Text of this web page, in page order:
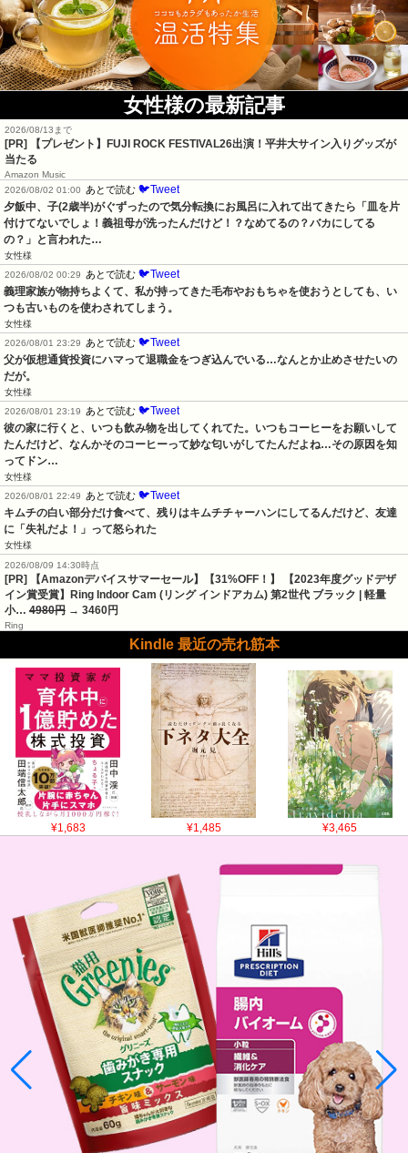
女性様の最新記事
2026/08/13まで
[PR] 【プレゼント】FUJI ROCK FESTIVAL26出演！平井大サイン入りグッズが
当たる
Amazon Music
2026/08/02 01:00
あとで読む 🐦Tweet
夕飯中、子(2歳半)がぐずったので気分転換にお風呂に入れて出てきたら「皿を片
付けてないでしょ！義祖母が洗ったんだけど！？なめてるの？バカにしてる
の？」と言われた…
女性様
2026/08/02 00:29
あとで読む 🐦Tweet
義理家族が物持ちよくて、私が持ってきた毛布やおもちゃを使おうとしても、い
つも古いものを使わされてしまう。
女性様
2026/08/01 23:29
あとで読む 🐦Tweet
父が仮想通貨投資にハマって退職金をつぎ込んでいる…なんとか止めさせたいの
だが。
女性様
2026/08/01 23:19
あとで読む 🐦Tweet
彼の家に行くと、いつも飲み物を出してくれてた。いつもコーヒーをお願いして
たんだけど、なんかそのコーヒーって妙な匂いがしてたんだよね…その原因を知
ってドン…
女性様
2026/08/01 22:49
あとで読む 🐦Tweet
キムチの白い部分だけ食べて、残りはキムチチャーハンにしてるんだけど、友達
に「失礼だよ！」って怒られた
女性様
2026/08/09 14:30時点
[PR] 【Amazonデバイスサマーセール】【31%OFF！】 【2023年度グッドデザ
イン賞受賞】Ring Indoor Cam (リング インドアカム) 第2世代 ブラック | 軽量
小… 4980円 → 3460円
Ring
Kindle 最近の売れ筋本
¥1,683 ¥1,485 ¥3,465